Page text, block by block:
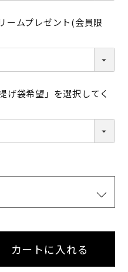
カートに入れる
ームプレゼント(会員限
げ袋希望」を選択してく